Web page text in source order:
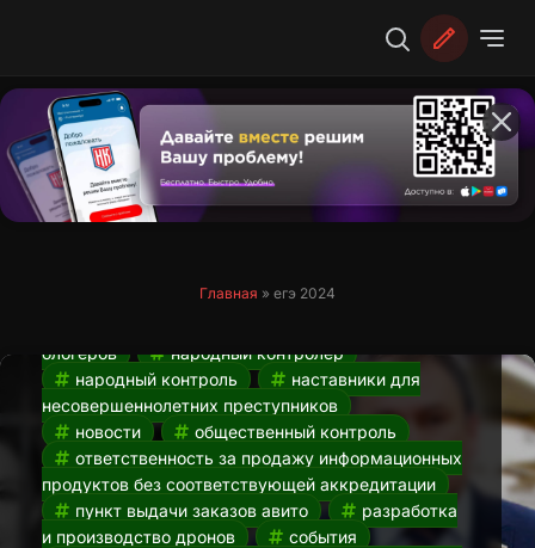
Главная » егэ 2024
Усиление ответственности за продажу
информационных продуктов для
блогеров. Новости НК от 23.03
23.03.2024
егэ 2024
егэ досрочно
блогеров
народный контролер
народный контроль
наставники для
несовершеннолетних преступников
новости
общественный контроль
ответственность за продажу информационных
продуктов без соответствующей аккредитации
пункт выдачи заказов авито
разработка
и производство дронов
события